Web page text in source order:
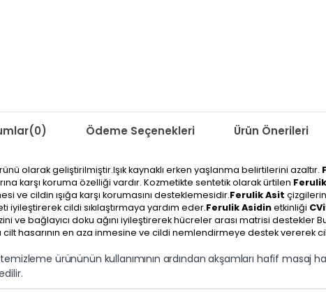
(0) Ödeme Seçenekleri Ürün Önerileri
olarak geliştirilmiştir.Işık kaynaklı erken yaşlanma belirtilerini azaltır.
karşı koruma özelliği vardır. Kozmetikte sentetik olarak ürtilen
ve cildin ışığa karşı korumasını desteklemesidir.Ferulik Asit
iyileştirerek cildi sıkılaştırmaya yardım eder.Ferulik Asidinetkinliği
ve bağlayıcı doku ağını iyileştirerek hücreler arası matrisi destekler
cilt hasarının en aza inmesine ve cildi nemlendirmeye destek vererek
ürününün kullanımının ardından akşamları hafif masaj